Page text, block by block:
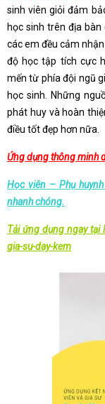
sinh viên giỏi đảm
học sinh trên địa bàn
các em đều cảm
độ học tập tích cực
mến từ phía đội ngũ
học sinh. Những
phát huy và hoàn
điều tốt đẹp hơn nữa.
Ứng dụng thông minh
Học viên – Phụ
nhanh chóng.
Tải ứng dụng ngay tại
gia-su-day-kem